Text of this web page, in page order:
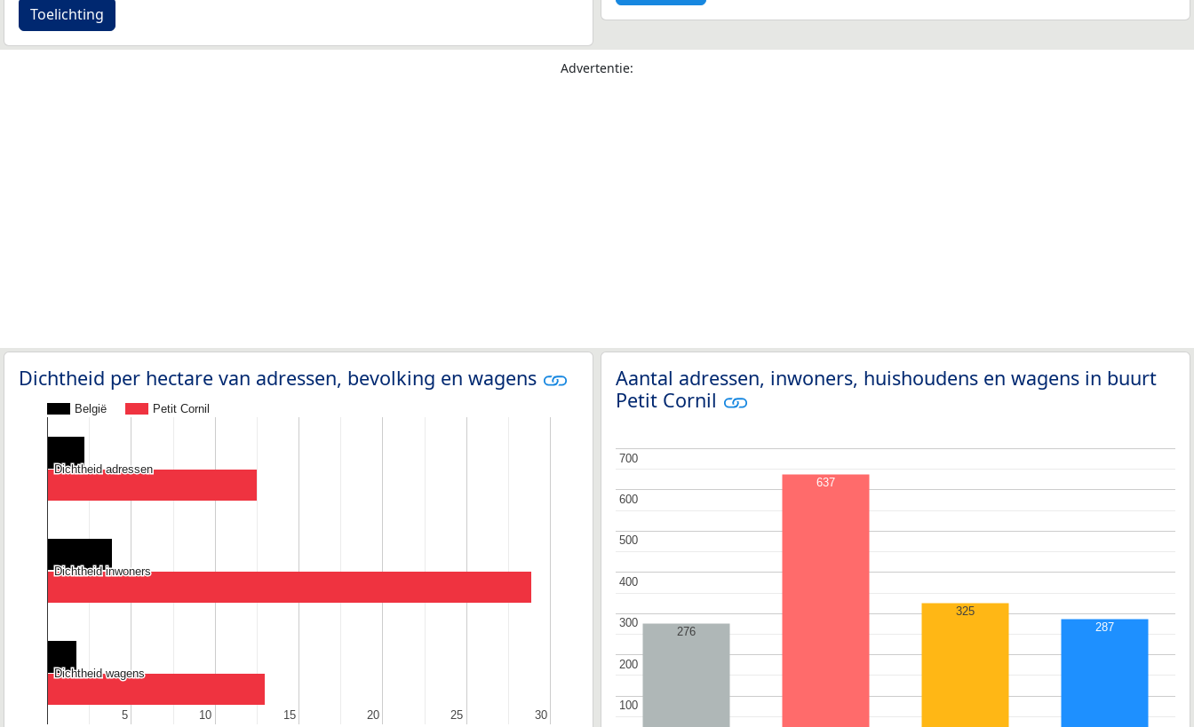
Toelichting
Advertentie:
Dichtheid per hectare van adressen, bevolking en wagens
België Petit Cornil
5
5 10
10 15
15 20
20 25
25 30
30
Dichtheid adressen
Dichtheid adressen
Dichtheid inwoners
Dichtheid inwoners
Dichtheid wagens
Dichtheid wagens
Aantal adressen, inwoners, huishoudens en wagens in buurt
Petit Cornil
100
100
200
200
300
300
400
400
500
500
600
600
700
700
276
637
325
287